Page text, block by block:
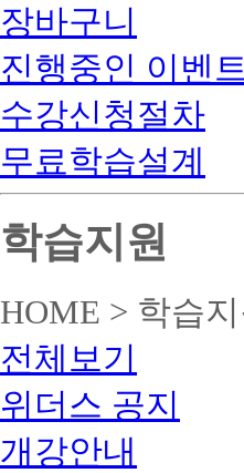
장바구니
진행중인 이벤
수강신청절차
무료학습설계
학습지원
HOME > 학습
전체보기
위더스 공지
개강안내